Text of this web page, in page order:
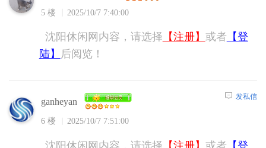
5 楼 2025/10/7 7:40:00
沈阳休闲网内容，请选择 【注册】 或者 【登
陆】
后阅览！
ganheyan
6 楼 2025/10/7 7:51:00
发私信
沈阳休闲网内容，请选择 【注册】 或者 【登